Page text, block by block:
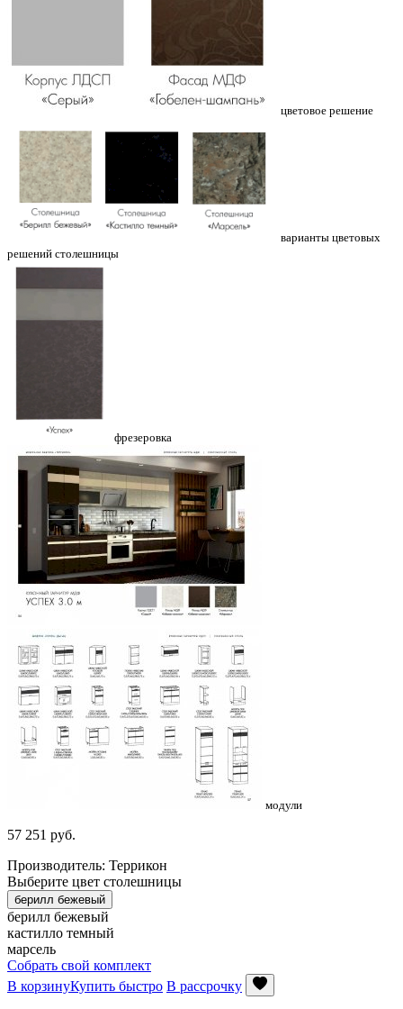
цветовое решение
варианты цветовых
решений столешницы
фрезеровка
модули
57 251 руб.
Производитель: Террикон
Выберите цвет столешницы
берилл бежевый
берилл бежевый
кастилло темный
марсель
Собрать свой комплект
В корзинуКупить быстро В рассрочку